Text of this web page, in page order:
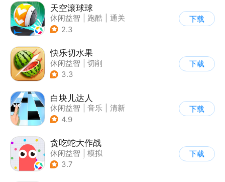
天空滚球球
休闲益智 跑酷
通关
2.3
下载
快乐切水果
休闲益智
切削
3.3
下载
白块儿达人
休闲益智 音乐
清新
| 多比特
4.9
下载
贪吃蛇大作战
休闲益智
模拟
| 贪吃蛇
3.7
下载